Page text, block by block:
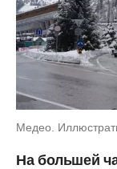
Медео.
На большей